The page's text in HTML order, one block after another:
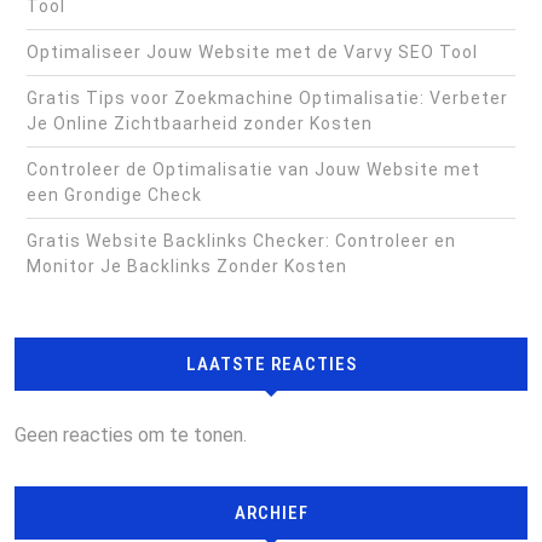
Tool
Optimaliseer Jouw Website met de Varvy SEO Tool
Gratis Tips voor Zoekmachine Optimalisatie: Verbeter
Je Online Zichtbaarheid zonder Kosten
Controleer de Optimalisatie van Jouw Website met
een Grondige Check
Gratis Website Backlinks Checker: Controleer en
Monitor Je Backlinks Zonder Kosten
LAATSTE REACTIES
Geen reacties om te tonen.
ARCHIEF